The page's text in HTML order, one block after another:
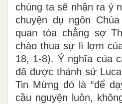
chúng ta sẽ nhận ra ý
chuyện dụ ngôn
quan tòa chẳng sợ
chào thua sự lì lợm
18, 1-8). Ý nghĩa của
đã được thánh sử
Tin Mừng đó là “để
cầu nguyện luôn,